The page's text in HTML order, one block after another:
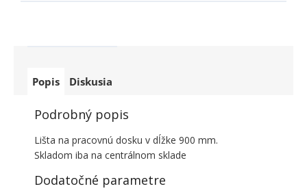
Popis Diskusia
Podrobný popis
Lišta na pracovnú dosku v dĺžke 900 mm.
Skladom iba na centrálnom sklade
Dodatočné parametre